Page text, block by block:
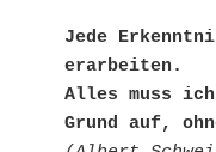
Jede
erarbeiten.
Alles muss ich
Grund auf,